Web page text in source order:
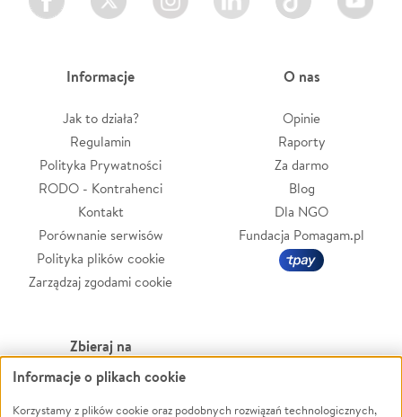
Informacje
Jak to działa?
Regulamin
Polityka Prywatności
RODO - Kontrahenci
Kontakt
Porównanie serwisów
Polityka plików cookie
Zarządzaj zgodami cookie
O nas
Opinie
Raporty
Za darmo
Blog
Dla NGO
Fundacja Pomagam.pl
Zbieraj na
Leczenie
Zwierzęta
Powódź
Informacje o plikach cookie
Korzystamy z plików cookie oraz podobnych rozwiązań technologicznych,